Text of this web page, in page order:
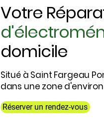
Votre
domicile
Situé à Saint Fargeau
dans une zone
Réserver un rendez-vous